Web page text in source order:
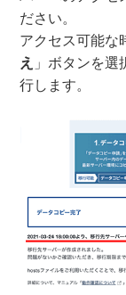
ださい。
アクセス可能な
え 」ボタンを
行します。